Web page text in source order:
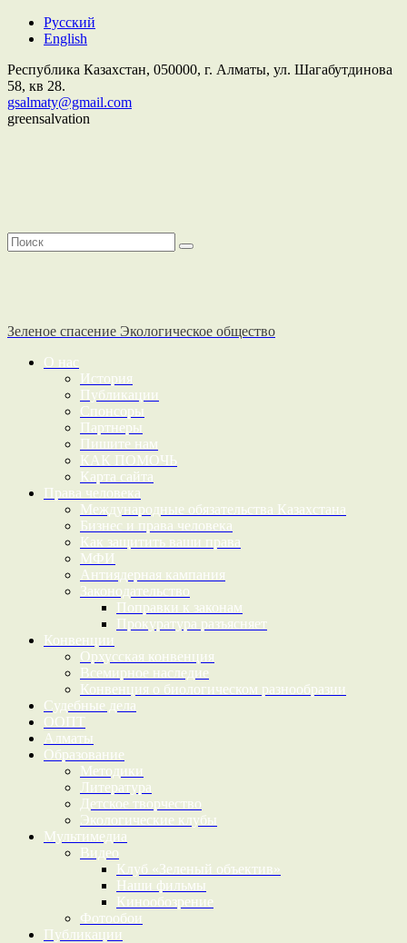
Русский
English
Республика Казахстан, 050000, г. Алматы, ул. Шагабутдинова
58, кв 28.
gsalmaty@gmail.com
greensalvation
Зеленое спасение Экологическое общество
О нас
История
Публикации
Спонсоры
Партнеры
Пишите нам
КАК ПОМОЧЬ
Карта сайта
Права человека
Международные обязательства Казахстана
Бизнес и права человека
Как защитить ваши права
МФИ
Антиядерная кампания
Законодательство
Поправки к законам
Прокуратура разъясняет
Конвенции
Орхусская конвенция
Всемирное наследие
Конвенция о биологическом разнообразии
Судебные дела
ООПТ
Алматы
Образование
Методики
Литература
Детское творчество
Экологические клубы
Мультимедиа
Видео
Клуб «Зеленый объектив»
Наши фильмы
Кинообозрение
Фотообои
Публикации